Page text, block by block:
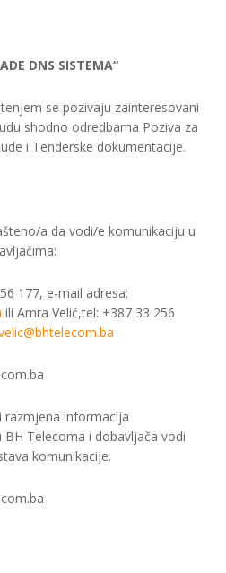
DNS SISTEMA“
se pozivaju zainteresovani
shodno odredbama Poziva za
i Tenderske dokumentacije.
a da vodi/e komunikaciju u
177, e-mail adresa:
ili Amra Velić,tel: +387 33 256
razmjena informacija
Telecoma i dobavljača vodi
komunikacije.